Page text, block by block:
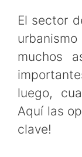
El sector
muchos
luego,
Aquí las
clave!